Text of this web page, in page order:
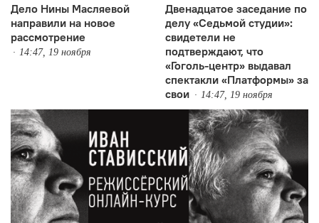
Дело Нины Масляевой
направили на новое
рассмотрение
14:47, 19 ноября
Двенадцатое заседание по
делу «Седьмой студии»:
свидетели не
подтверждают, что
«Гоголь-центр» выдавал
спектакли «Платформы» за
свои
14:47, 19 ноября